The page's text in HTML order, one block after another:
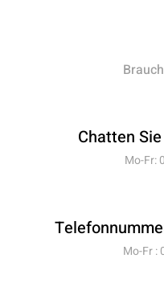
Chatten
Mo-Fr:
Mo-Fr :